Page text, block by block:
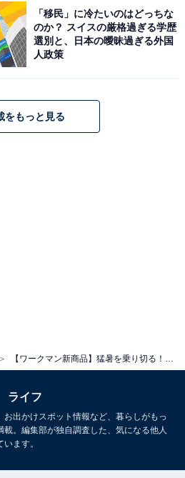
。こちらも「シロ」「コン」
の良い3色が用意されており、
維持しながらも790円というお
「移民」に冷たいのはどっちな
のか？ スイスの厳格過ぎる学歴
選別と、日本の曖昧過ぎる外国
人政策
をもっと見る
ライフ
出かけスポット情報など、暮らしがもっ
。編集部が独自調査した、気になる他人
ます。